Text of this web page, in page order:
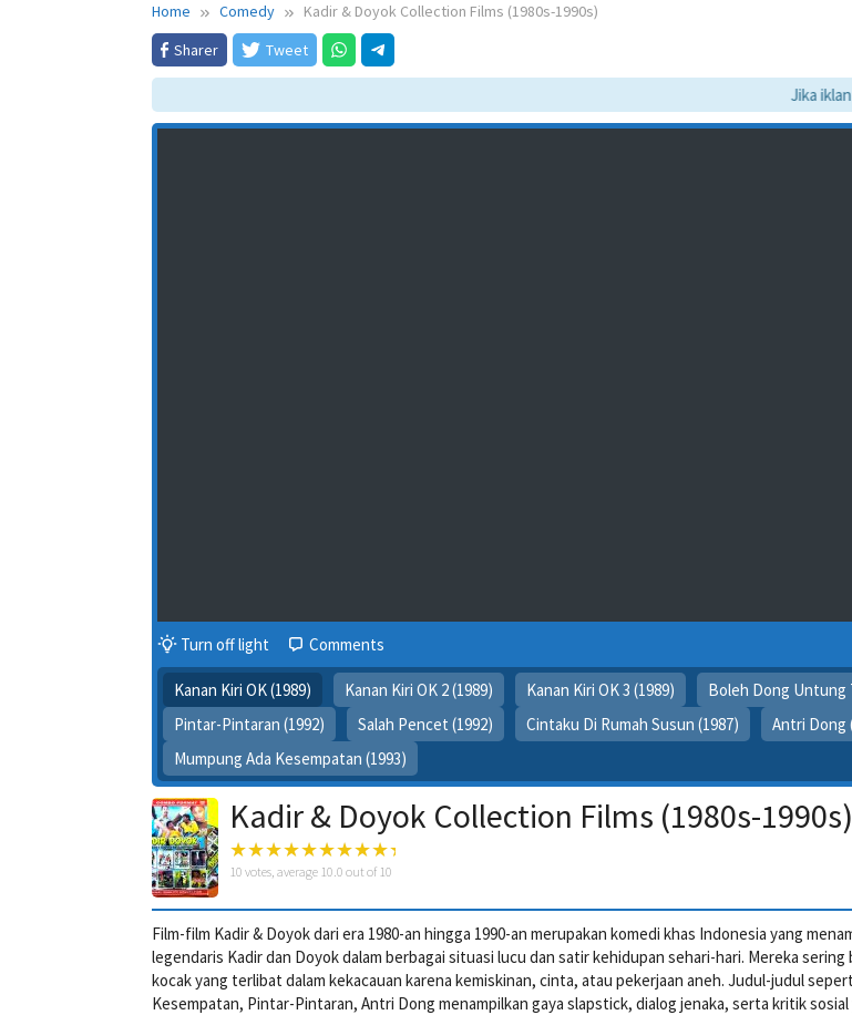
Home Comedy
Kadir & Doyok Collection Films (1980s-1990s)
Sharer
Tweet
Jika iklan
Turn off light Comments
Kanan Kiri OK (1989) Kanan Kiri OK 2 (1989) Kanan Kiri OK 3 (1989)
Boleh Dong Untung
Pintar-Pintaran (1992)
Salah Pencet (1992) Cintaku Di Rumah Susun (1987)
Antri Dong
Mumpung Ada Kesempatan (1993)
Kadir & Doyok Collection Films (1980s-1990s)
10 votes, average 10.0 out of 10
Film-film Kadir & Doyok dari era 1980-an hingga 1990-an merupakan komedi khas Indonesia yang
legendaris Kadir dan Doyok dalam berbagai situasi lucu dan satir kehidupan sehari-hari. Mereka
kocak yang terlibat dalam kekacauan karena kemiskinan, cinta, atau pekerjaan aneh. Judul-judul
Kesempatan, Pintar-Pintaran, Antri Dong menampilkan gaya slapstick, dialog jenaka, serta kritik